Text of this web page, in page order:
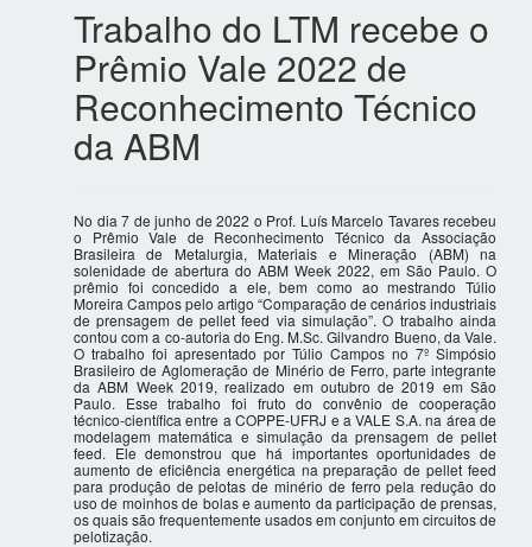
Trabalho do LTM recebe o
Prêmio Vale 2022 de
Reconhecimento Técnico
da ABM
No dia 7 de junho de 2022 o Prof. Luís Marcelo Tavares recebeu
o Prêmio Vale de Reconhecimento Técnico da Associação
Brasileira de Metalurgia, Materiais e Mineração (ABM) na
solenidade de abertura do ABM Week 2022, em São Paulo. O
prêmio foi concedido a ele, bem como ao mestrando Túlio
Moreira Campos pelo artigo “Comparação de cenários industriais
de prensagem de pellet feed via simulação”. O trabalho ainda
contou com a co-autoria do Eng. M.Sc. Gilvandro Bueno, da Vale.
O trabalho foi apresentado por Túlio Campos no 7º Simpósio
Brasileiro de Aglomeração de Minério de Ferro, parte integrante
da ABM Week 2019, realizado em outubro de 2019 em São
Paulo. Esse trabalho foi fruto do convênio de cooperação
técnico-científica entre a COPPE-UFRJ e a VALE S.A. na área de
modelagem matemática e simulação da prensagem de pellet
feed. Ele demonstrou que há importantes oportunidades de
aumento de eficiência energética na preparação de pellet feed
para produção de pelotas de minério de ferro pela redução do
uso de moinhos de bolas e aumento da participação de prensas,
os quais são frequentemente usados em conjunto em circuitos de
pelotização.